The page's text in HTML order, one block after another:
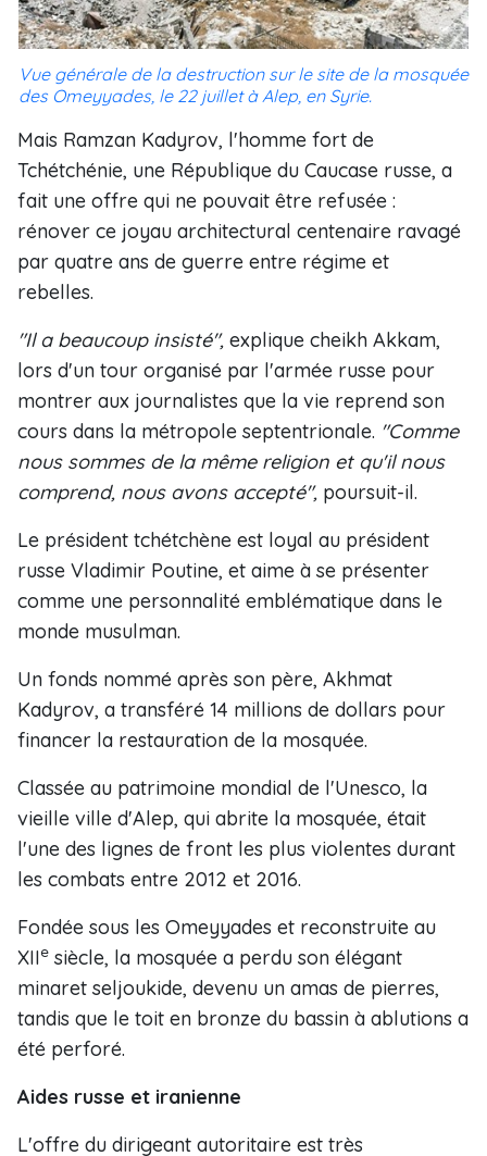
Vue générale de la destruction sur le site de la mosquée
des Omeyyades, le 22 juillet à Alep, en Syrie.
Mais Ramzan Kadyrov, l'homme fort de
Tchétchénie, une République du Caucase russe, a
fait une offre qui ne pouvait être refusée :
rénover ce joyau architectural centenaire ravagé
par quatre ans de guerre entre régime et
rebelles.
"Il a beaucoup insisté", explique cheikh Akkam,
lors d'un tour organisé par l'armée russe pour
montrer aux journalistes que la vie reprend son
cours dans la métropole septentrionale. "Comme
nous sommes de la même religion et qu'il nous
comprend, nous avons accepté", poursuit-il.
Le président tchétchène est loyal au président
russe Vladimir Poutine, et aime à se présenter
comme une personnalité emblématique dans le
monde musulman.
Un fonds nommé après son père, Akhmat
Kadyrov, a transféré 14 millions de dollars pour
financer la restauration de la mosquée.
Classée au patrimoine mondial de l'Unesco, la
vieille ville d'Alep, qui abrite la mosquée, était
l'une des lignes de front les plus violentes durant
les combats entre 2012 et 2016.
Fondée sous les Omeyyades et reconstruite au
XIIe siècle, la mosquée a perdu son élégant
minaret seljoukide, devenu un amas de pierres,
tandis que le toit en bronze du bassin à ablutions a
été perforé.
Aides russe et iranienne
L'offre du dirigeant autoritaire est très